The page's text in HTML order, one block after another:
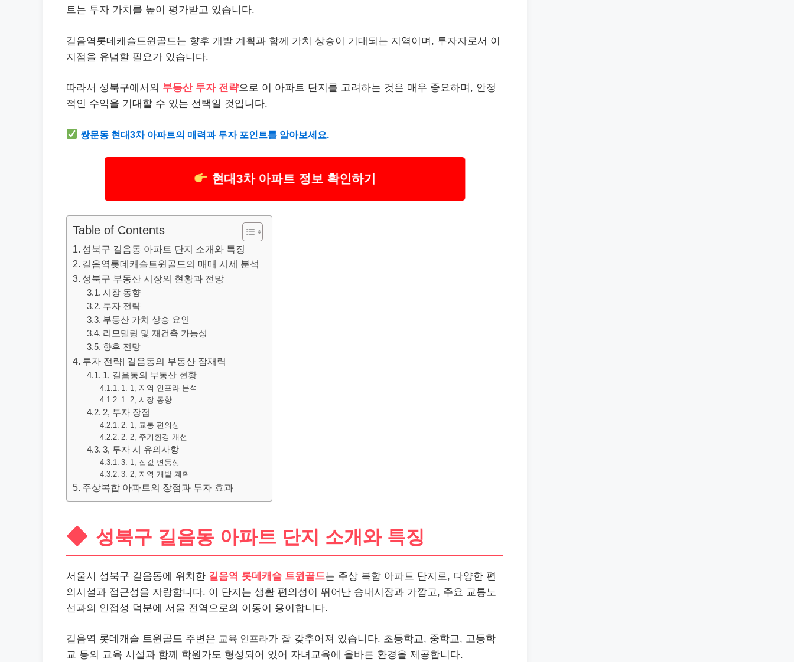
트는 투자 가치를 높이 평가받고 있습니다.
길음역롯데캐슬트윈골드는 향후 개발 계획과 함께 가치 상승이 기대되는 지역이며, 투자자로서 이
지점을 유념할 필요가 있습니다.
따라서 성북구에서의 부동산 투자 전략으로 이 아파트 단지를 고려하는 것은 매우 중요하며, 안정
적인 수익을 기대할 수 있는 선택일 것입니다.
쌍문동 현대3차 아파트의 매력과 투자 포인트를 알아보세요.
현대3차 아파트 정보 확인하기
Table of Contents
성북구 길음동 아파트 단지 소개와 특징
길음역롯데캐슬트윈골드의 매매 시세 분석
성북구 부동산 시장의 현황과 전망
시장 동향
투자 전략
부동산 가치 상승 요인
리모델링 및 재건축 가능성
향후 전망
투자 전략| 길음동의 부동산 잠재력
1, 길음동의 부동산 현황
1. 1, 지역 인프라 분석
1. 2, 시장 동향
2, 투자 장점
2. 1, 교통 편의성
2. 2, 주거환경 개선
3, 투자 시 유의사항
3. 1, 집값 변동성
3. 2, 지역 개발 계획
주상복합 아파트의 장점과 투자 효과
성북구 길음동 아파트 단지 소개와 특징
서울시 성북구 길음동에 위치한 길음역 롯데캐슬 트윈골드는 주상 복합 아파트 단지로, 다양한 편
의시설과 접근성을 자랑합니다. 이 단지는 생활 편의성이 뛰어난 송내시장과 가깝고, 주요 교통노
선과의 인접성 덕분에 서울 전역으로의 이동이 용이합니다.
길음역 롯데캐슬 트윈골드 주변은 교육 인프라가 잘 갖추어져 있습니다. 초등학교, 중학교, 고등학
교 등의 교육 시설과 함께 학원가도 형성되어 있어 자녀교육에 올바른 환경을 제공합니다.